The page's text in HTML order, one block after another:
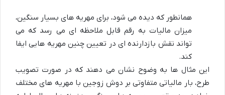
همانطور که دیده می شود، برای مهریه های بسیار سنگین،
میزان مالیات به رقم قابل ملاحظه ای می رسد که می
تواند نقش بازدارنده ای در تعیین چنین مهریه هایی ایفا
کند.
این مثال ها به وضوح نشان می دهند که در صورت تصویب
طرح، بار مالیاتی متفاوتی بر دوش زوجین با مهریه های مختلف